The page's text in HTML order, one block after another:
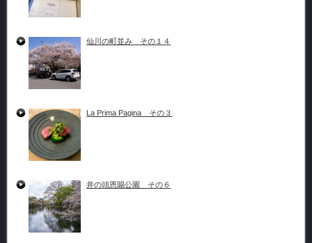
仙川の町並み その１４
La Prima Pagina その３
井の頭恩賜公園 その６